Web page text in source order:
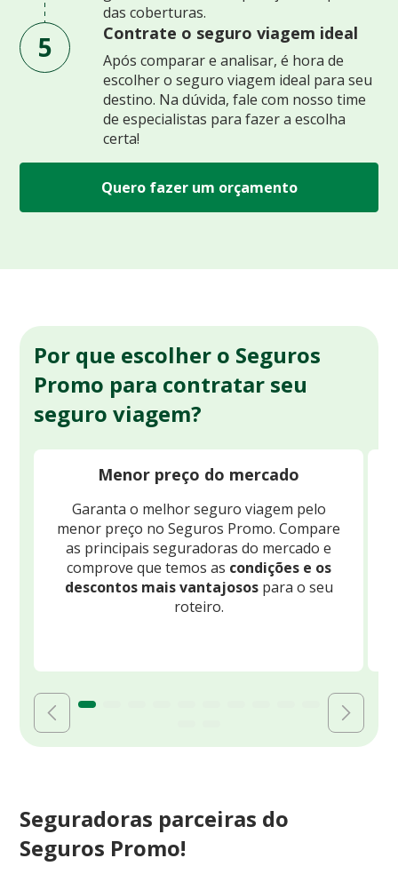
das coberturas.
5 Contrate o seguro viagem ideal
Após comparar e analisar, é hora de
escolher o seguro viagem ideal para seu
destino. Na dúvida, fale com nosso time
de especialistas para fazer a escolha
certa!
Quero fazer um orçamento
Por que escolher o Seguros
Promo para contratar seu
seguro viagem?
Menor preço do mercado
Garanta o melhor seguro viagem pelo
menor preço no Seguros Promo. Compare
as principais seguradoras do mercado e
comprove que temos as condições e os
descontos mais vantajosospara o seu
roteiro.
Seguradoras parceiras do
Seguros Promo!